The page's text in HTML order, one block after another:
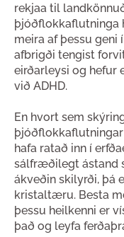
rekjaa til
þjóðflokkaflutninga
meira af þessu geni
afbrigði tengist
eirðarleysi og hefur
við ADHD.
En hvort sem
hafa ratað inn í
sálfræðilegt ástand
ákveðin skilyrði, þá
kristaltæru. Besta
þessu heilkenni er
það og leyfa